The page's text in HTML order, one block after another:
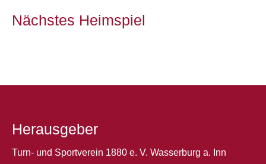
Nächstes Heimspiel
Herausgeber
Turn- und Sportverein 1880 e. V. Wasserburg a. Inn